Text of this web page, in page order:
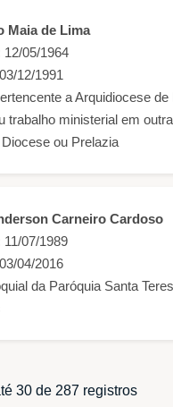
Maia de Lima
12/05/1964
12/1991
a Arquidiocese de
trabalho ministerial em outra
ou Prelazia
Carneiro Cardoso
11/07/1989
04/2016
da Paróquia Santa
30 de 287 registros